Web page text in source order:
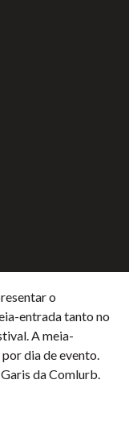
o
entrada tanto no
A meia-
dia de evento.
da Comlurb.